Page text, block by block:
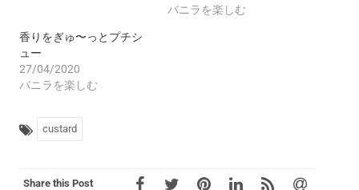
バニラを楽しむ
香りをぎゅ〜っとプチシ
ュー
27/04/2020
バニラを楽しむ
custard
Share this Post